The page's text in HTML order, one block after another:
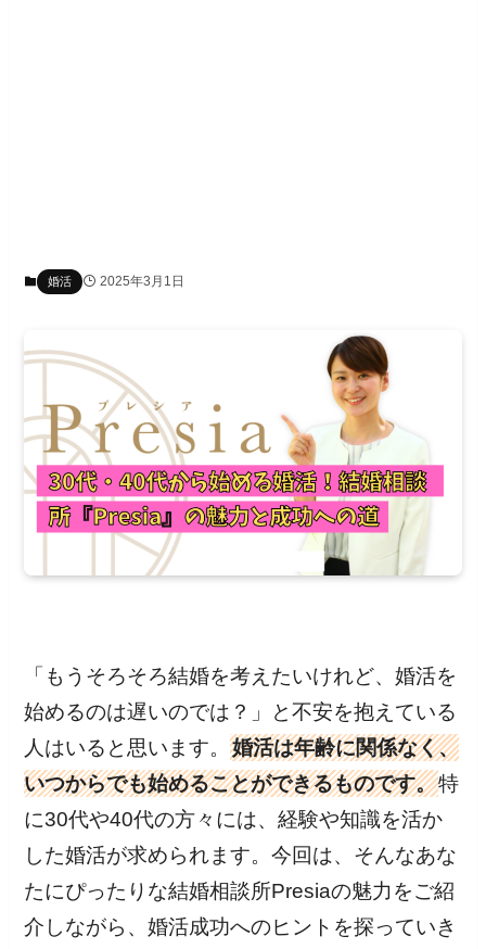
婚活 2025年3月1日
「もうそろそろ結婚を考えたいけれど、婚活を
始めるのは遅いのでは？」と不安を抱えている
人はいると思います。婚活は年齢に関係なく、
いつからでも始めることができるものです。特
に30代や40代の方々には、経験や知識を活か
した婚活が求められます。今回は、そんなあな
たにぴったりな結婚相談所Presiaの魅力をご紹
介しながら、婚活成功へのヒントを探っていき